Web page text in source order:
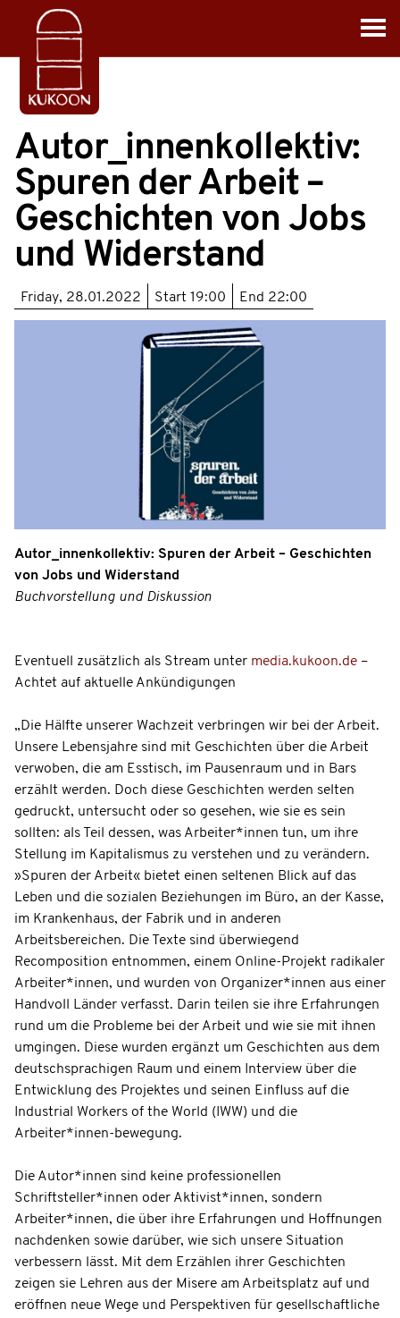
Autor_innenkollektiv:
Spuren der Arbeit –
Geschichten von Jobs
und Widerstand
Friday, 28.01.2022 Start 19:00 End 22:00
Autor_innenkollektiv: Spuren der Arbeit – Geschichten
von Jobs und Widerstand
Buchvorstellung und Diskussion
Eventuell zusätzlich als Stream unter media.kukoon.de –
Achtet auf aktuelle Ankündigungen
„Die Hälfte unserer Wachzeit verbringen wir bei der Arbeit.
Unsere Lebensjahre sind mit Geschichten über die Arbeit
verwoben, die am Esstisch, im Pausenraum und in Bars
erzählt werden. Doch diese Geschichten werden selten
gedruckt, untersucht oder so gesehen, wie sie es sein
sollten: als Teil dessen, was Arbeiter*innen tun, um ihre
Stellung im Kapitalismus zu verstehen und zu verändern.
»Spuren der Arbeit« bietet einen seltenen Blick auf das
Leben und die sozialen Beziehungen im Büro, an der Kasse,
im Krankenhaus, der Fabrik und in anderen
Arbeitsbereichen. Die Texte sind überwiegend
Recomposition entnommen, einem Online-Projekt radikaler
Arbeiter*innen, und wurden von Organizer*innen aus einer
Handvoll Länder verfasst. Darin teilen sie ihre Erfahrungen
rund um die Probleme bei der Arbeit und wie sie mit ihnen
umgingen. Diese wurden ergänzt um Geschichten aus dem
deutschsprachigen Raum und einem Interview über die
Entwicklung des Projektes und seinen Einfluss auf die
Industrial Workers of the World (IWW) und die
Arbeiter*innen-bewegung.
Die Autor*innen sind keine professionellen
Schriftsteller*innen oder Aktivist*innen, sondern
Arbeiter*innen, die über ihre Erfahrungen und Hoffnungen
nachdenken sowie darüber, wie sich unsere Situation
verbessern lässt. Mit dem Erzählen ihrer Geschichten
zeigen sie Lehren aus der Misere am Arbeitsplatz auf und
eröffnen neue Wege und Perspektiven für gesellschaftliche